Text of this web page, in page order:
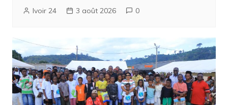
Ivoir 24 3 août 2026 0